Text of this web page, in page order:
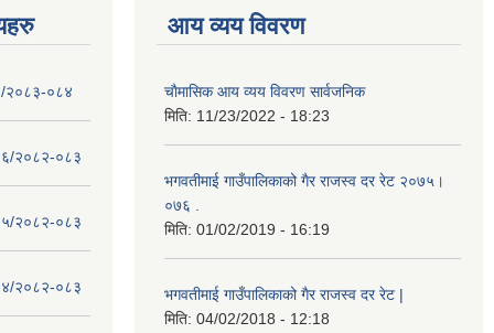
२०८३-०८४
१६/२०८२-०८३
१५/२०८२-०८३
१४/२०८२-०८३
आय व्यय विवरण
चाैमासिक आय व्यय विवरण सार्वजनिक
मिति: 11/23/2022 - 18:23
भगवतीमाई गाउँपालिकाको गैर राजस्व दर रेट २०७५।
०७६ .
मिति: 01/02/2019 - 16:19
भगवतीमाई गाउँपालिकाको गैर राजस्व दर रेट |
मिति: 04/02/2018 - 12:18